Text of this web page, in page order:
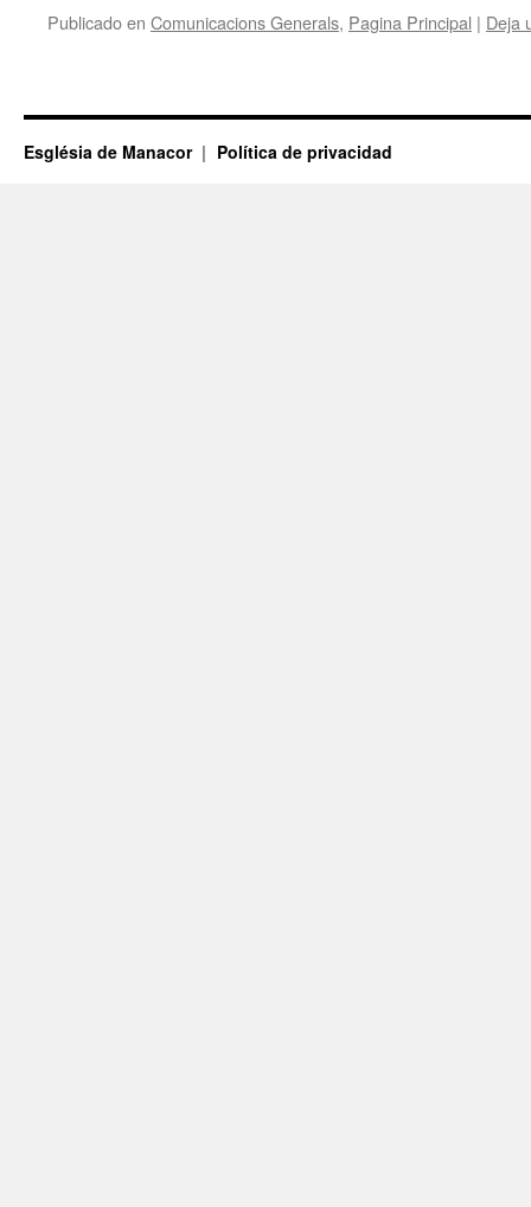
Publicado en Comunicacions Generals, Pagina Principal | Deja
Església de Manacor Política de privacidad